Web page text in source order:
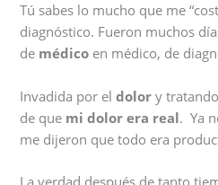
Tú sabes lo mucho que me
diagnóstico. Fueron muchos
de médico en médico, de
Invadida por eldolor y
de que mi dolor era real. Ya
me dijeron que todo era
La verdad después de tanto